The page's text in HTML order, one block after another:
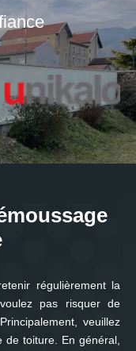
régulièrement la
pas risquer de
veuillez
toiture. En général,